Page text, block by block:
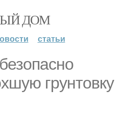
ДОМ
статьи
грунтовку